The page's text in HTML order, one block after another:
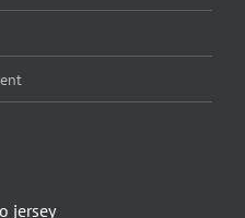
jersey